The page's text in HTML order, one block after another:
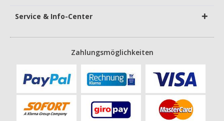
Service & Info-Center
Zahlungsmöglichkeiten